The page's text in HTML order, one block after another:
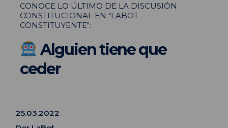
CONOCE LO ÚLTIMO DE LA DISCUSIÓN
CONSTITUCIONAL EN "LABOT
CONSTITUYENTE":
Alguien tiene que
ceder
25.03.2022